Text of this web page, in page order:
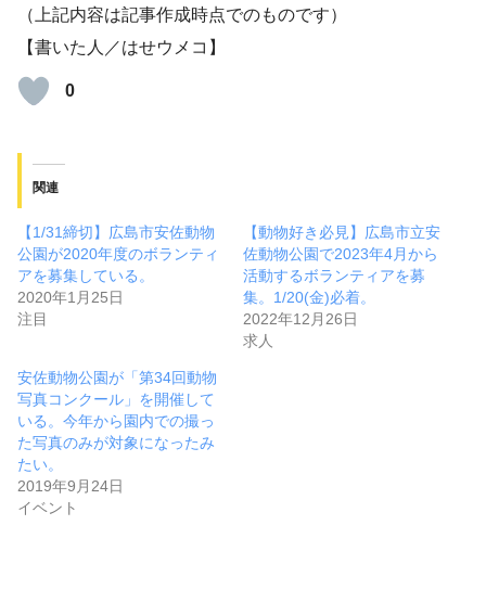
（上記内容は記事作成時点でのものです）
【書いた人／はせウメコ】
0
関連
【1/31締切】広島市安佐動物
公園が2020年度のボランティ
アを募集している。
2020年1月25日
注目
【動物好き必見】広島市立安
佐動物公園で2023年4月から
活動するボランティアを募
集。1/20(金)必着。
2022年12月26日
求人
安佐動物公園が「第34回動物
写真コンクール」を開催して
いる。今年から園内での撮っ
た写真のみが対象になったみ
たい。
2019年9月24日
イベント